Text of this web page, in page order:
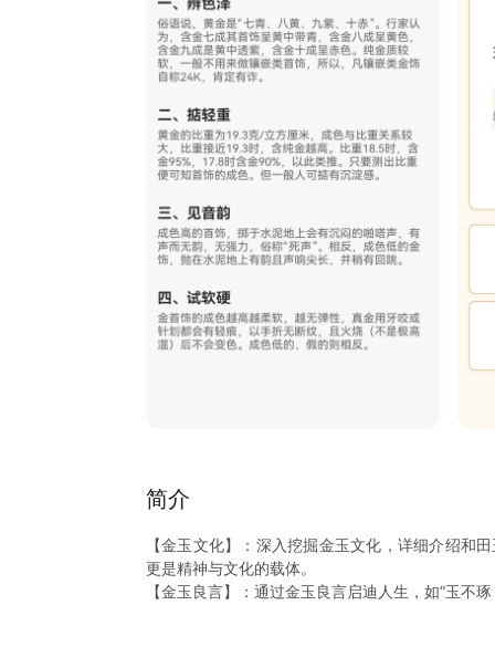
简介
【金玉文化】：深入挖掘金玉文化，详细介绍和
更是精神与文化的载体。
【金玉良言】：通过金玉良言启迪人生，如“玉不